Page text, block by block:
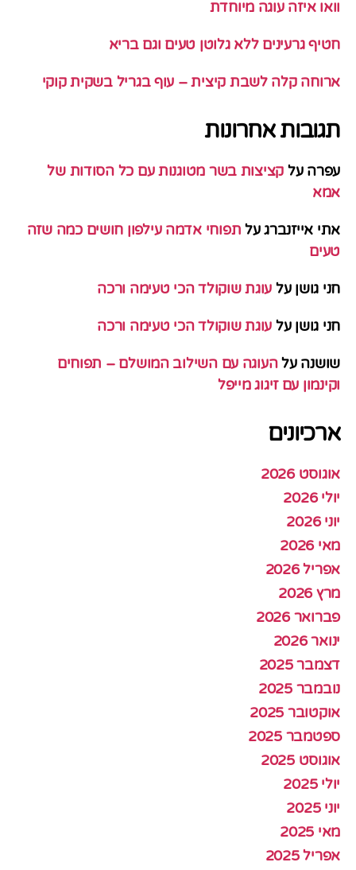
וואו איזה עוגה מיוחדת
חטיף גרעינים ללא גלוטן טעים וגם בריא
ארוחה קלה לשבת קיצית – עוף בגריל בשקית קוקי
תגובות אחרונות
עפרה על קציצות בשר מטוגנות עם כל הסודות של
אמא
אתי אייזנברגעל תפוחי אדמה עילפון חושים כמה שזה
טעים
חני גושן על עוגת שוקולד הכי טעימה ורכה
חני גושן על עוגת שוקולד הכי טעימה ורכה
שושנה עלהעוגה עם השילוב המושלם – תפוחים
וקינמון עם זיגוג מייפל
ארכיונים
אוגוסט 2026
יולי 2026
יוני 2026
מאי 2026
אפריל 2026
מרץ 2026
פברואר 2026
ינואר 2026
דצמבר 2025
נובמבר 2025
אוקטובר 2025
ספטמבר 2025
אוגוסט 2025
יולי 2025
יוני 2025
מאי 2025
אפריל 2025